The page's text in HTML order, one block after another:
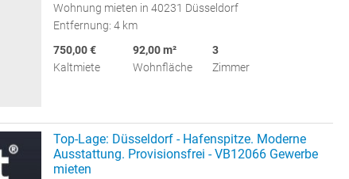
Wohnung mieten in 40231 Düsseldorf
Entfernung: 4 km
750,00 €
Kaltmiete
92,00 m²
Wohnfläche
3
Zimmer
Top-Lage: Düsseldorf - Hafenspitze. Moderne
Ausstattung. Provisionsfrei - VB12066 Gewerbe
mieten